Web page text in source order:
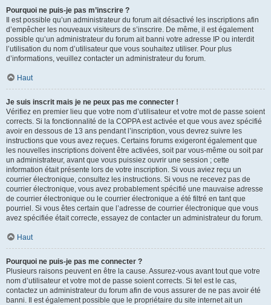
Pourquoi ne puis-je pas m’inscrire ?
Il est possible qu’un administrateur du forum ait désactivé les inscriptions afin
d’empêcher les nouveaux visiteurs de s’inscrire. De même, il est également
possible qu’un administrateur du forum ait banni votre adresse IP ou interdit
l’utilisation du nom d’utilisateur que vous souhaitez utiliser. Pour plus
d’informations, veuillez contacter un administrateur du forum.
Haut
Je suis inscrit mais je ne peux pas me connecter !
Vérifiez en premier lieu que votre nom d’utilisateur et votre mot de passe soient
corrects. Si la fonctionnalité de la COPPA est activée et que vous avez spécifié
avoir en dessous de 13 ans pendant l’inscription, vous devrez suivre les
instructions que vous avez reçues. Certains forums exigeront également que
les nouvelles inscriptions doivent être activées, soit par vous-même ou soit par
un administrateur, avant que vous puissiez ouvrir une session ; cette
information était présente lors de votre inscription. Si vous aviez reçu un
courrier électronique, consultez les instructions. Si vous ne recevez pas de
courrier électronique, vous avez probablement spécifié une mauvaise adresse
de courrier électronique ou le courrier électronique a été filtré en tant que
pourriel. Si vous êtes certain que l’adresse de courrier électronique que vous
avez spécifiée était correcte, essayez de contacter un administrateur du forum.
Haut
Pourquoi ne puis-je pas me connecter ?
Plusieurs raisons peuvent en être la cause. Assurez-vous avant tout que votre
nom d’utilisateur et votre mot de passe soient corrects. Si tel est le cas,
contactez un administrateur du forum afin de vous assurer de ne pas avoir été
banni. Il est également possible que le propriétaire du site internet ait un